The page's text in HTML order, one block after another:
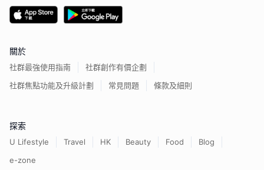
關於
社群最強使用指南
社群創作有價企劃
社群焦點功能及升級計劃
常見問題 條款及細則
探索
U Lifestyle Travel HK Beauty Food
Blog
e-zone